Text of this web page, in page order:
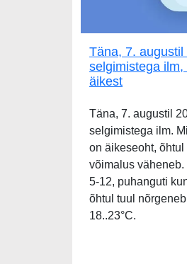
Täna, 7.
selgimistega
äikest
Täna, 7. augustil
selgimistega ilm.
on äikeseoht,
võimalus väheneb.
5-12, puhanguti
õhtul tuul
18..23°C.